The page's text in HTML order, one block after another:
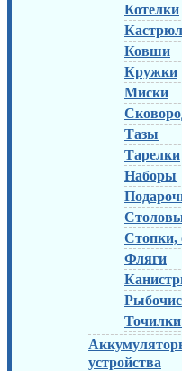
Котелки
Ковши
Кружки
Миски
Тазы
Тарелки
Наборы
Стопки,
Фляги
устройства